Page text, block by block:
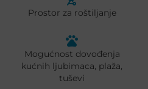
Prostor za roštiljanje
Mogućnost dovođenja
kućnih ljubimaca, plaža,
tuševi